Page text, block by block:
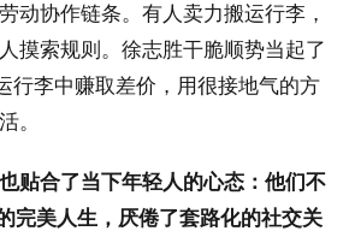
动协作链条。有人卖力搬运行李，
摸索规则。徐志胜干脆顺势当起了
行李中赚取差价，用很接地气的方
。
贴合了当下年轻人的心态：他们不
完美人生，厌倦了套路化的社交关